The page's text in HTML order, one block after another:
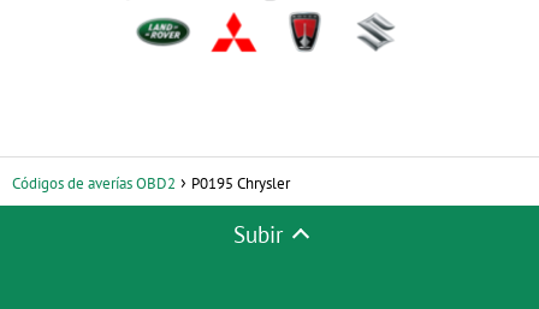
Códigos de averías OBD2 P0195 Chrysler
Subir